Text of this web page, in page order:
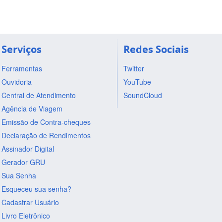
Serviços
Ferramentas
Ouvidoria
Central de Atendimento
Agência de Viagem
Emissão de Contra-cheques
Declaração de Rendimentos
Assinador Digital
Gerador GRU
Sua Senha
Esqueceu sua senha?
Cadastrar Usuário
Livro Eletrônico
Redes Sociais
Twitter
YouTube
SoundCloud